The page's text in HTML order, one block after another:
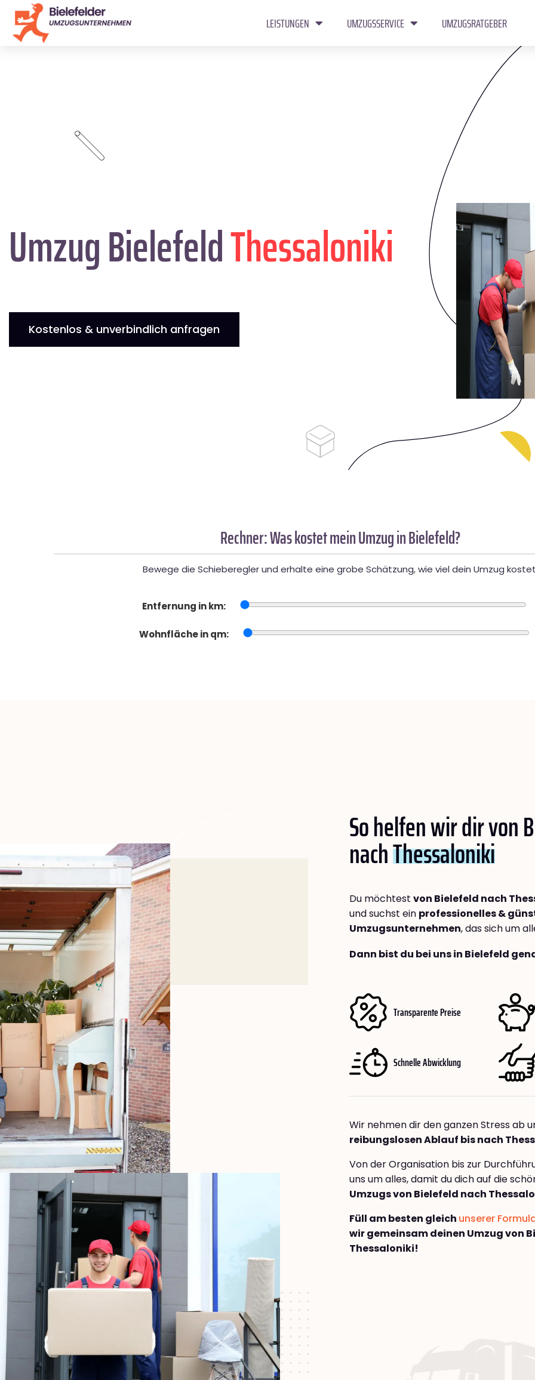
LEISTUNGEN UMZUGSSERVICE UMZUGSRATGEBER
Umzug BielefeldThessaloniki
Kostenlos & unverbindlich anfragen
Rechner: Was kostet mein Umzug in Bielefeld?
Bewege die Schieberegler und erhalte eine grobe Schätzung, wie viel dein Umzug
Entfernung in km:
Wohnfläche in qm:
So helfen wir dir von
nachThessaloniki
Du möchtest von Bielefeld nach
und suchst ein professionelles &
Umzugsunternehmen, das sich um
Dann bist du bei uns in Bielefeld
Transparente Preise
Schnelle Abwicklung
Wir nehmen dir den ganzen Stress ab
reibungslosen Ablauf bis nach
Von der Organisation bis zur
uns um alles, damit du dich auf die
Umzugs von Bielefeld nach
Füll am besten gleich unserer
wir gemeinsam deinen Umzug von
Thessaloniki!